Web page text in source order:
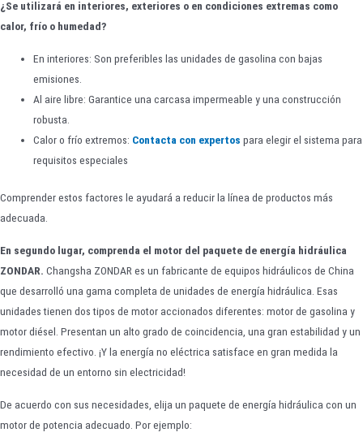
¿Se utilizará en interiores, exteriores o en condiciones extremas como
calor, frío o humedad?
En interiores: Son preferibles las unidades de gasolina con bajas
emisiones.
Al aire libre: Garantice una carcasa impermeable y una construcción
robusta.
Calor o frío extremos: Contacta con expertos para elegir el sistema para
requisitos especiales
Comprender estos factores le ayudará a reducir la línea de productos más
adecuada.
En segundo lugar, comprenda el motor del paquete de energía hidráulica
ZONDAR. Changsha ZONDAR es un fabricante de equipos hidráulicos de China
que desarrolló una gama completa de unidades de energía hidráulica. Esas
unidades tienen dos tipos de motor accionados diferentes: motor de gasolina y
motor diésel. Presentan un alto grado de coincidencia, una gran estabilidad y un
rendimiento efectivo. ¡Y la energía no eléctrica satisface en gran medida la
necesidad de un entorno sin electricidad!
De acuerdo con sus necesidades, elija un paquete de energía hidráulica con un
motor de potencia adecuado. Por ejemplo: